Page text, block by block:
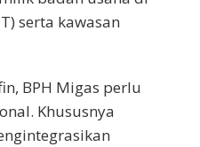
serta kawasan
BPH Migas perlu
Khususnya